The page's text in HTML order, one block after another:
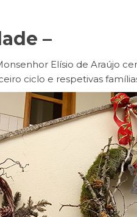
–
Elísio de Araújo
ciclo e respetivas